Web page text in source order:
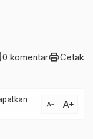
0 komentarprintCetak
text_decrease text_increase